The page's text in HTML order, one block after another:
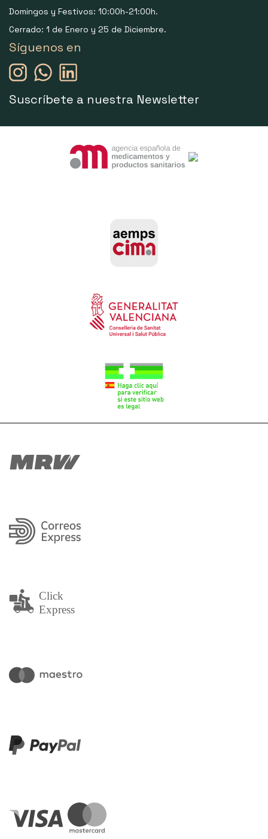
Domingos y Festivos: 10:00h-21:00h.
Cerrado: 1 de Enero y 25 de Diciembre.
Síguenos en
Suscríbete a nuestra Newsletter